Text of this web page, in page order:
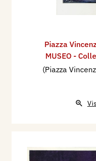
Piazza
MUSEO -
(Piazza